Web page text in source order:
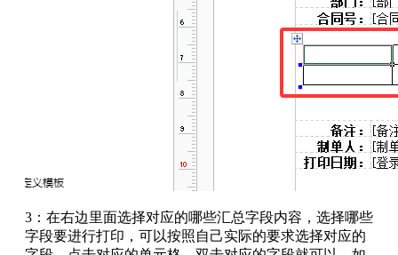
3：在右边里面选择对应的哪些汇总字段内容，选择哪些
字段要进行打印，可以按照自己实际的要求选择对应的